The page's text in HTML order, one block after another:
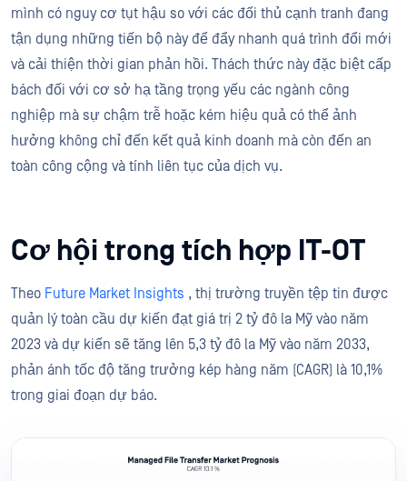
mình có nguy cơ tụt hậu so với các đối thủ cạnh tranh đang
tận dụng những tiến bộ này để đẩy nhanh quá trình đổi mới
và cải thiện thời gian phản hồi. Thách thức này đặc biệt cấp
bách đối với cơ sở hạ tầng trọng yếu các ngành công
nghiệp mà sự chậm trễ hoặc kém hiệu quả có thể ảnh
hưởng không chỉ đến kết quả kinh doanh mà còn đến an
toàn công cộng và tính liên tục của dịch vụ.
Cơ hội trong tích hợp IT-OT
Theo Future Market Insights , thị trường truyền tệp tin được
quản lý toàn cầu dự kiến đạt giá trị 2 tỷ đô la Mỹ vào năm
2023 và dự kiến sẽ tăng lên 5,3 tỷ đô la Mỹ vào năm 2033,
phản ánh tốc độ tăng trưởng kép hàng năm (CAGR) là 10,1%
trong giai đoạn dự báo.